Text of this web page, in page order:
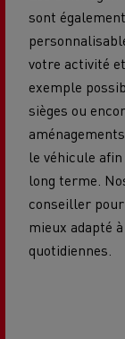
sont
votre activité
exemple
sièges ou
le véhicule
long terme.
conseiller
mieux adapté
quotidiennes.